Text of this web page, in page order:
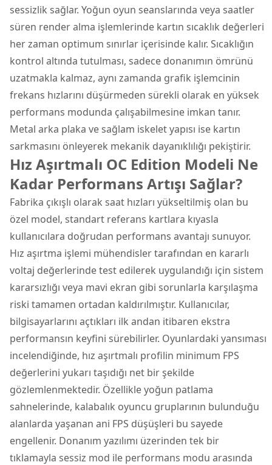
sessizlik sağlar. Yoğun oyun seanslarında veya saatler
süren render alma işlemlerinde kartın sıcaklık değerleri
her zaman optimum sınırlar içerisinde kalır. Sıcaklığın
kontrol altında tutulması, sadece donanımın ömrünü
uzatmakla kalmaz, aynı zamanda grafik işlemcinin
frekans hızlarını düşürmeden sürekli olarak en yüksek
performans modunda çalışabilmesine imkan tanır.
Metal arka plaka ve sağlam iskelet yapısı ise kartın
sarkmasını önleyerek mekanik dayanıklılığı pekiştirir.
Hız Aşırtmalı OC Edition Modeli Ne
Kadar Performans Artışı Sağlar?
Fabrika çıkışlı olarak saat hızları yükseltilmiş olan bu
özel model, standart referans kartlara kıyasla
kullanıcılara doğrudan performans avantajı sunuyor.
Hız aşırtma işlemi mühendisler tarafından en kararlı
voltaj değerlerinde test edilerek uygulandığı için sistem
kararsızlığı veya mavi ekran gibi sorunlarla karşılaşma
riski tamamen ortadan kaldırılmıştır. Kullanıcılar,
bilgisayarlarını açtıkları ilk andan itibaren ekstra
performansın keyfini sürebilirler. Oyunlardaki yansıması
incelendiğinde, hız aşırtmalı profilin minimum FPS
değerlerini yukarı taşıdığı net bir şekilde
gözlemlenmektedir. Özellikle yoğun patlama
sahnelerinde, kalabalık oyuncu gruplarının bulunduğu
alanlarda yaşanan ani FPS düşüşleri bu sayede
engellenir. Donanım yazılımı üzerinden tek bir
tıklamayla sessiz mod ile performans modu arasında